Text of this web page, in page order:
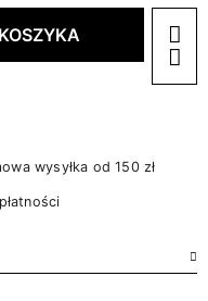
wysyłka od 150 zł